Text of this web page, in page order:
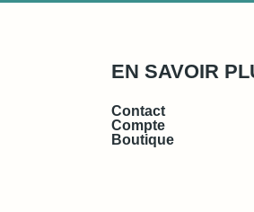
EN SAVOIR
Contact
Compte
Boutique